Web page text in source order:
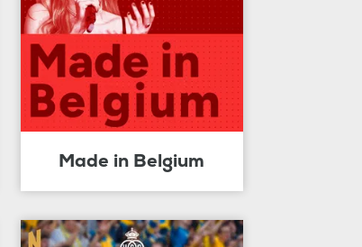
Made in Belgium